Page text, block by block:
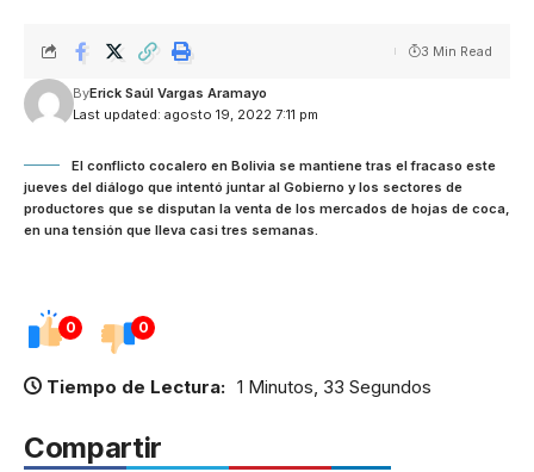
Last updated: agosto 19, 2022 7:11 pm
ByErick Saúl Vargas Aramayo
3 Min Read
El conflicto cocalero en Bolivia se mantiene tras el fracaso este
jueves del diálogo que intentó juntar al Gobierno y los sectores de
productores que se disputan la venta de los mercados de hojas de coca,
en una tensión que lleva casi tres semanas.
0 0
Tiempo de Lectura: 1 Minutos, 33 Segundos
Compartir